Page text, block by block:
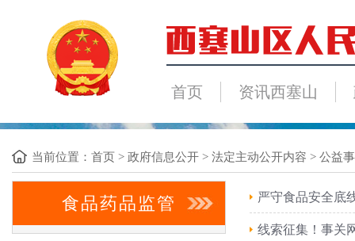
首页 资讯西塞山
当前位置： 首页 > 政府信息公开 > 法定主动公开内容 > 公益
食品药品监管 严守食品安全底
线索征集！事关